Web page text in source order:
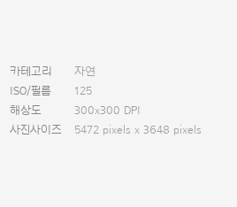
카테고리
자연
ISO/필름
125
해상도
300x300 DPI
사진사이즈 5472 pixels x 3648 pixels